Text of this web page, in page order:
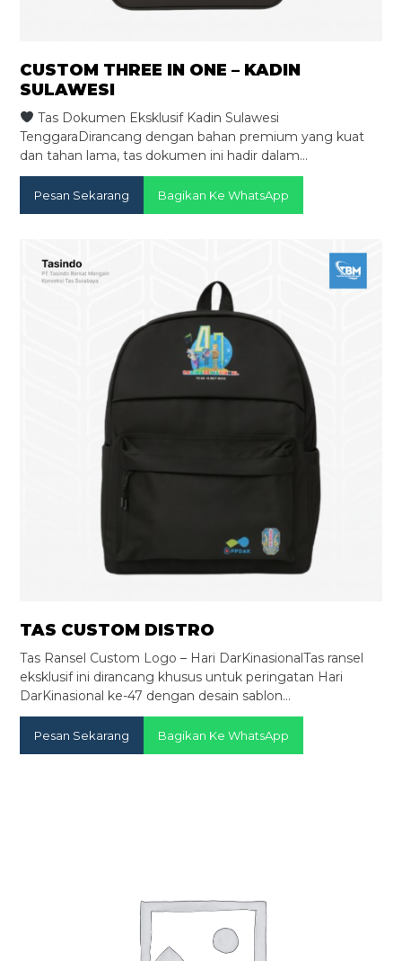
CUSTOM THREE IN ONE – KADIN
SULAWESI
Tas Dokumen Eksklusif Kadin Sulawesi
TenggaraDirancang dengan bahan premium yang kuat
dan tahan lama, tas dokumen ini hadir dalam…
Pesan Sekarang Bagikan Ke WhatsApp
TAS CUSTOM DISTRO
Tas Ransel Custom Logo – Hari DarKinasionalTas ransel
eksklusif ini dirancang khusus untuk peringatan Hari
DarKinasional ke-47 dengan desain sablon…
Pesan Sekarang Bagikan Ke WhatsApp